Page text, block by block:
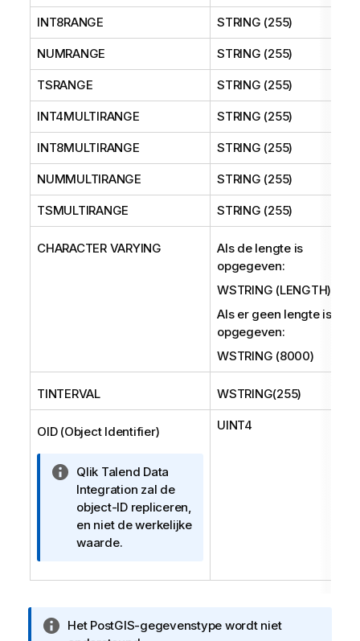
INT8RANGE STRING (255)
NUMRANGE STRING (255)
TSRANGE STRING (255)
INT4MULTIRANGE STRING (255)
INT8MULTIRANGE STRING (255)
NUMMULTIRANGE STRING (255)
TSMULTIRANGE STRING (255)
CHARACTER VARYING
Als de lengte is
opgegeven:
WSTRING (LENGTH)
Als er geen lengte is
opgegeven:
WSTRING (8000)
TINTERVAL WSTRING(255)
OID (Object Identifier)
I
n
f
o
r
a
e
Qlik Talend Data
Integration zal de
object-ID repliceren,
en niet de werkelijke
waarde.
UINT4
IHet PostGIS-gegevenstype wordt niet